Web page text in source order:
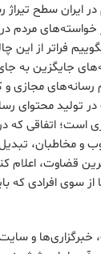
سطح تیراژ
مردم
فراتر از این
جایگزین به
رسانه‌های مجازی
در تولید محتوای
است؛ اتفاقی که
و مخاطبان،
قضاوت،
از سوی افرادی
و